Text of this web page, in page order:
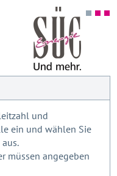
und
ein und wählen Sie
müssen angegeben